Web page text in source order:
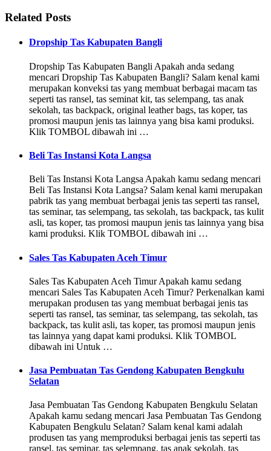
Related Posts
Dropship Tas Kabupaten Bangli
Dropship Tas Kabupaten Bangli Apakah anda sedang
mencari Dropship Tas Kabupaten Bangli? Salam kenal kami
merupakan konveksi tas yang membuat berbagai macam tas
seperti tas ransel, tas seminat kit, tas selempang, tas anak
sekolah, tas backpack, original leather bags, tas koper, tas
promosi maupun jenis tas lainnya yang bisa kami produksi.
Klik TOMBOL dibawah ini …
Beli Tas Instansi Kota Langsa
Beli Tas Instansi Kota Langsa Apakah kamu sedang mencari
Beli Tas Instansi Kota Langsa? Salam kenal kami merupakan
pabrik tas yang membuat berbagai jenis tas seperti tas ransel,
tas seminar, tas selempang, tas sekolah, tas backpack, tas kulit
asli, tas koper, tas promosi maupun jenis tas lainnya yang bisa
kami produksi. Klik TOMBOL dibawah ini …
Sales Tas Kabupaten Aceh Timur
Sales Tas Kabupaten Aceh Timur Apakah kamu sedang
mencari Sales Tas Kabupaten Aceh Timur? Perkenalkan kami
merupakan produsen tas yang membuat berbagai jenis tas
seperti tas ransel, tas seminar, tas selempang, tas sekolah, tas
backpack, tas kulit asli, tas koper, tas promosi maupun jenis
tas lainnya yang dapat kami produksi. Klik TOMBOL
dibawah ini Untuk …
Jasa Pembuatan Tas Gendong Kabupaten Bengkulu
Selatan
Jasa Pembuatan Tas Gendong Kabupaten Bengkulu Selatan
Apakah kamu sedang mencari Jasa Pembuatan Tas Gendong
Kabupaten Bengkulu Selatan? Salam kenal kami adalah
produsen tas yang memproduksi berbagai jenis tas seperti tas
ransel, tas seminar, tas selempang, tas anak sekolah, tas